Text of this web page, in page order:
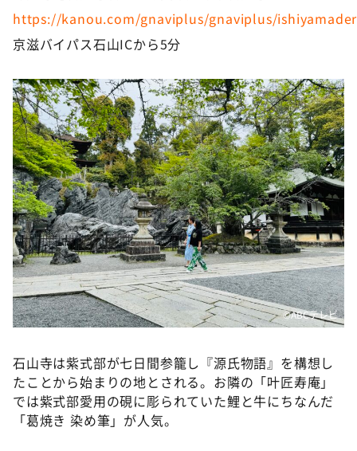
https://kanou.com/gnaviplus/gnaviplus/
京滋バイパス石山ICから5分
©️ABCテレビ
石山寺は紫式部が七日間参籠し『源氏物語』を構想し
たことから始まりの地とされる。お隣の「叶匠寿庵」
では紫式部愛用の硯に彫られていた鯉と牛にちなんだ
「葛焼き 染め筆」が人気。